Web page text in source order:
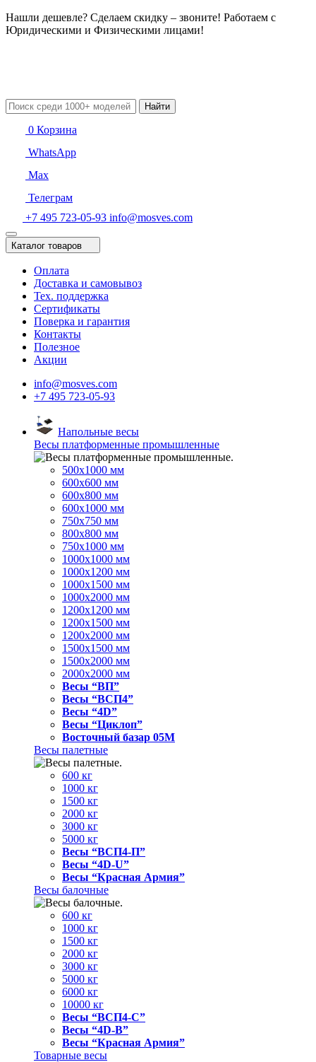
Нашли дешевле? Сделаем скидку – звоните! Работаем с
Юридическими и Физическими лицами!
Найти
0 Корзина
WhatsApp
Max
Телеграм
+7 495 723-05-93 info@mosves.com
Каталог товаров
Оплата
Доставка и самовывоз
Тех. поддержка
Сертификаты
Поверка и гарантия
Контакты
Полезное
Акции
info@mosves.com
+7 495 723-05-93
Напольные весы
Весы платформенные промышленные
500x1000 мм
600x600 мм
600x800 мм
600x1000 мм
750x750 мм
800x800 мм
750x1000 мм
1000x1000 мм
1000x1200 мм
1000x1500 мм
1000x2000 мм
1200x1200 мм
1200x1500 мм
1200x2000 мм
1500x1500 мм
1500x2000 мм
2000x2000 мм
Весы “ВП”
Весы “ВСП4”
Весы “4D”
Весы “Циклоп”
Восточный базар 05M
Весы палетные
600 кг
1000 кг
1500 кг
2000 кг
3000 кг
5000 кг
Весы “ВСП4-П”
Весы “4D-U”
Весы “Красная Армия”
Весы балочные
600 кг
1000 кг
1500 кг
2000 кг
3000 кг
5000 кг
6000 кг
10000 кг
Весы “ВСП4-С”
Весы “4D-В”
Весы “Красная Армия”
Товарные весы